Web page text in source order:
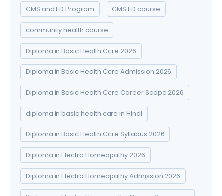
CMS and ED Program CMS ED course
community health course
Diploma in Basic Health Care 2026
Diploma in Basic Health Care Admission 2026
Diploma in Basic Health Care Career Scope 2026
diploma in basic health care in Hindi
Diploma in Basic Health Care Syllabus 2026
Diploma in Electro Homeopathy 2026
Diploma in Electro Homeopathy Admission 2026